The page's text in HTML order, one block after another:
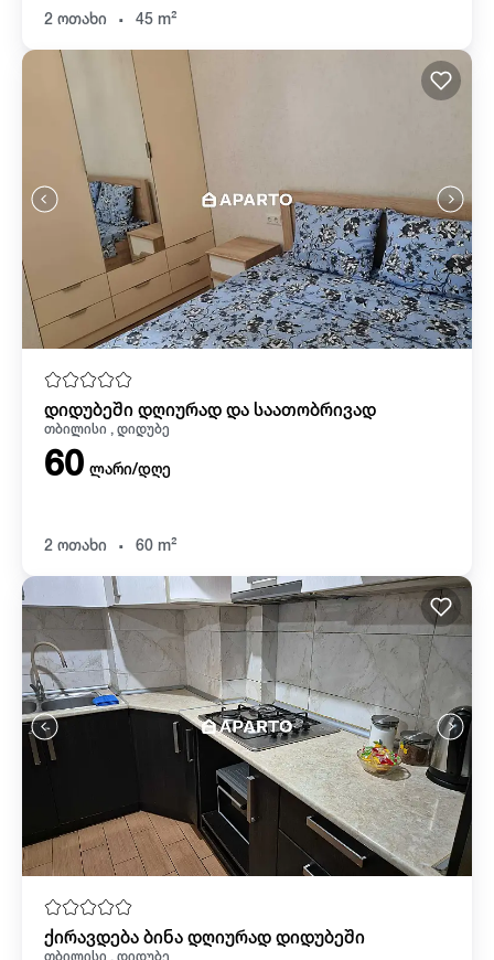
2 ოთახი . 45 m²
დიდუბეში დღიურად და საათობრივად
თბილისი , დიდუბე
60 ლარი/დღე
2 ოთახი . 60 m²
ქირავდება ბინა დღიურად დიდუბეში